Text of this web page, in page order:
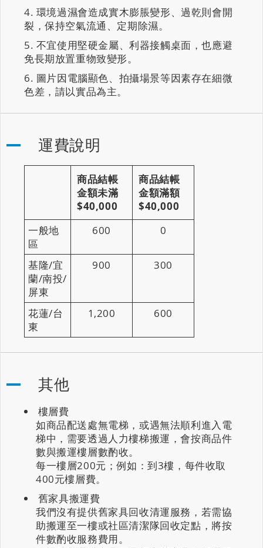
環境過濕會造成實木膨脹變形、過乾則會開
裂，保持空氣流通、定期除濕。
不宜使用堅硬金屬、利器接觸桌面，也應避
免長期放置重物致變形。
圖片因電腦顯色、拍攝場景等因素存在細微
色差，請以實品為主。
運費說明
商品結帳
金額未滿
$40,000
商品結帳
金額滿額
$40,000
一般地
區
600 0
基隆/宜
蘭/南投/
屏東
900 300
花蓮/台
東
1,200 600
其他
樓層費
如商品配送處無電梯，或遇無法順利進入電
梯中，需要透過人力樓梯搬運，會按商品件
數與搬運樓層數酌收。
每一樓層200元；例如：到3樓，每件收取
400元樓層費。
舊家具搬運費
我們沒有提供舊家具回收清運服務，若需協
助搬運至一樓或社區清潔隊回收定點，將按
件數酌收服務費用。